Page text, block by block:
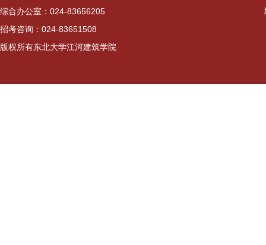
综合办公室：024-83656205
招考咨询：024-83651508
版权所有东北大学江河建筑学院